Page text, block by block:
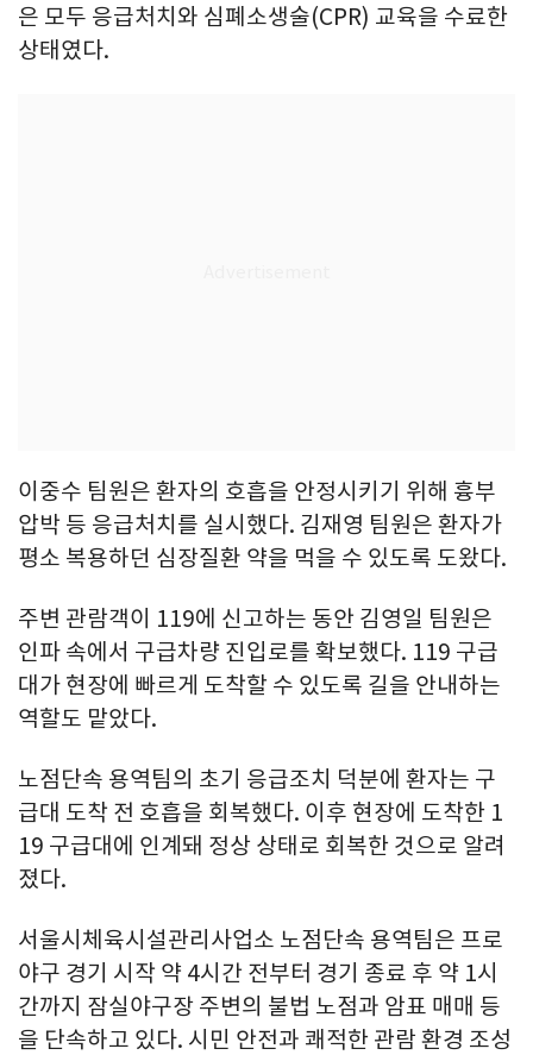
은 모두 응급처치와 심폐소생술(CPR) 교육을 수료한
상태였다.
이중수 팀원은 환자의 호흡을 안정시키기 위해 흉부
압박 등 응급처치를 실시했다. 김재영 팀원은 환자가
평소 복용하던 심장질환 약을 먹을 수 있도록 도왔다.
주변 관람객이 119에 신고하는 동안 김영일 팀원은
인파 속에서 구급차량 진입로를 확보했다. 119 구급
대가 현장에 빠르게 도착할 수 있도록 길을 안내하는
역할도 맡았다.
노점단속 용역팀의 초기 응급조치 덕분에 환자는 구
급대 도착 전 호흡을 회복했다. 이후 현장에 도착한 1
19 구급대에 인계돼 정상 상태로 회복한 것으로 알려
졌다.
서울시체육시설관리사업소 노점단속 용역팀은 프로
야구 경기 시작 약 4시간 전부터 경기 종료 후 약 1시
간까지 잠실야구장 주변의 불법 노점과 암표 매매 등
을 단속하고 있다. 시민 안전과 쾌적한 관람 환경 조성